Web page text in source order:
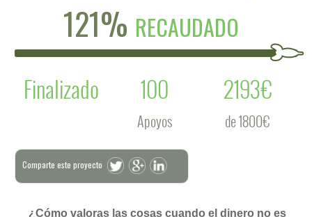
121% RECAUDADO
Finalizado
100
Apoyos
2193€
de 1800€
Comparte este proyecto
¿Cómo valoras las cosas cuando el dinero no es